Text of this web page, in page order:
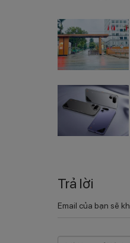
Trả lời
Email của bạn sẽ